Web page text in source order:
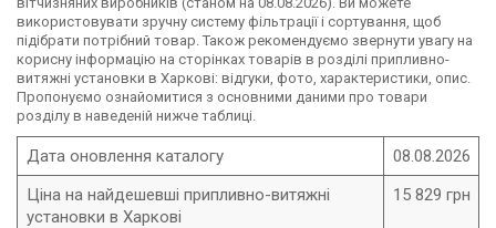
використовувати зручну систему фільтрації і сортування, щоб
підібрати потрібний товар. Також рекомендуємо звернути увагу на
корисну інформацію на сторінках товарів в розділі припливно-
витяжні установки в Харкові: відгуки, фото, характеристики, опис.
Пропонуємо ознайомитися з основними даними про товари
розділу в наведеній нижче таблиці.
Дата оновлення каталогу
08.08.2026
Ціна на найдешевші припливно-витяжні
установки в Харкові
15 829 грн